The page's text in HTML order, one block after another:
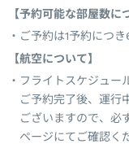
【予約可能な部屋数に
ご予約は1予約につ
【航空について】
フライトスケジュー
ご予約完了後、運行
ございますので、必
ページにてご確認く